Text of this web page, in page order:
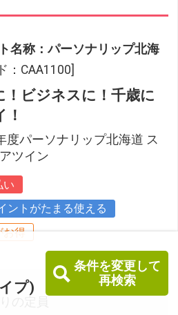
プ)
条件を変更して
再検索
名称：パーソナリップ北海
：CAA1100]
！ビジネスに！千歳に
！
度パーソナリップ北海道 ス
ツイン
い
ントがたまる使える
お得